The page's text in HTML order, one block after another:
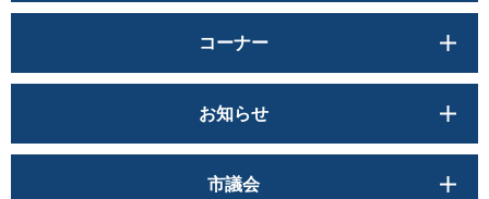
コーナー
お知らせ
市議会